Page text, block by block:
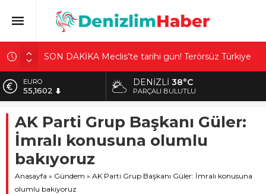
SON DAKİKA Meclis’te tarihi gün! Terörsüz Türkiye
Sındırgı deprem konutları tamamlandı! Vali
Ustaoğlu: Tabiri caizse ‘villa’ gibi
Etimesgut Belediyesi’nde başkan vekili belli oldu!
CHP’nin adayı AK Parti ve MHP’li meclis üyelerinin
desteğini aldı
Güney Koreli yayıncı canlı yayında taciz edildi!
Taksim’deki sapık yakalandı
Mersin’de 80 yaşındaki engelli adama korkunç
EURO
55,1602
6.684,84
BİST
47,7110
DENIZLI38°C
PARÇALI BULUTLU
AK Parti Grup Başkanı Güler:
İmralı konusuna olumlu
bakıyoruz
Anasayfa » Gündem » AK Parti Grup Başkanı Güler: İmralı konusuna
olumlu bakıyoruz